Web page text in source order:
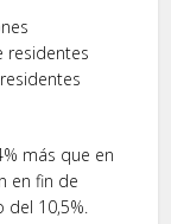
residentes
más que en
en fin de
10,5%.